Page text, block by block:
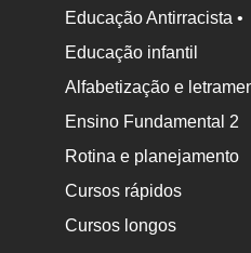
Educação Antirracista •
Educação infantil
Alfabetização e
Ensino Fundamental 2
Rotina e planejamento
Cursos rápidos
Cursos longos